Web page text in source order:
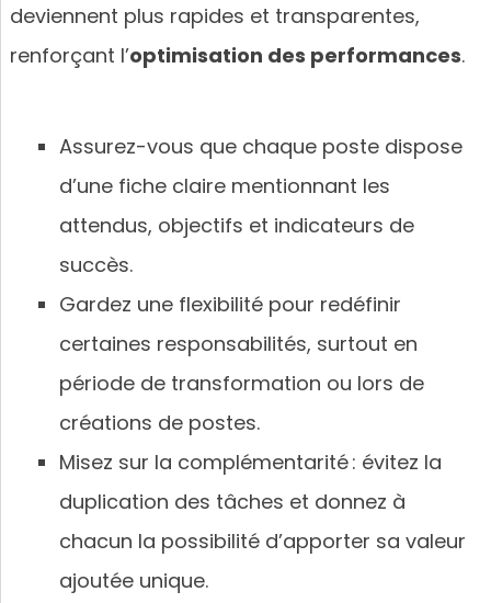
deviennent plus rapides et transparentes,
renforçant l’optimisation des performances.
Assurez-vous que chaque poste dispose
d’une fiche claire mentionnant les
attendus, objectifs et indicateurs de
succès.
Gardez une flexibilité pour redéfinir
certaines responsabilités, surtout en
période de transformation ou lors de
créations de postes.
Misez sur la complémentarité : évitez la
duplication des tâches et donnez à
chacun la possibilité d’apporter sa valeur
ajoutée unique.